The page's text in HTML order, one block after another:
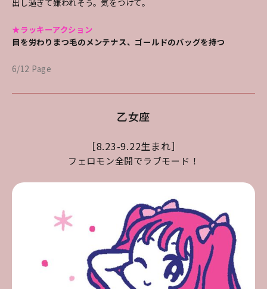
出し過ぎて嫌われそう。気をつけて。
★ラッキーアクション
目を労わりまつ毛のメンテナス、ゴールドのバッグを持つ
6/12 Page
乙女座
［8.23-9.22生まれ］
フェロモン全開でラブモード！